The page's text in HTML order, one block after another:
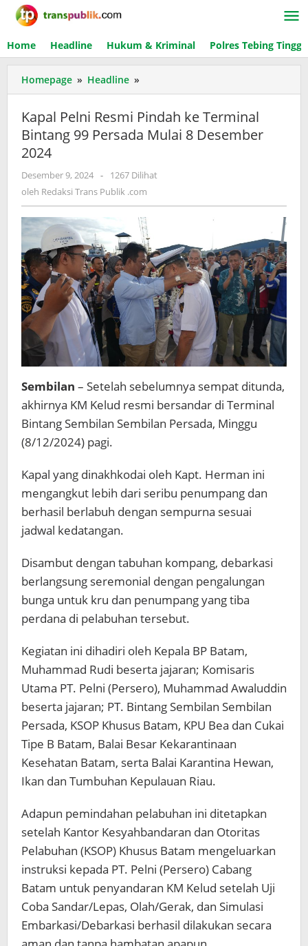
Lewati
Home Headline Hukum & Kriminal Polres Tebing Tinggi
Homepage » Headline »
Pelni
Resmi
Pindah
ke
99
Persada
Mulai
8
Desember
2024
Kapal Pelni Resmi Pindah ke Terminal
Bintang 99 Persada Mulai 8 Desember
2024
Desember 9, 2024 oleh
Redaksi
Publik
.com
-
1267 Dilihat
oleh Redaksi Trans Publik .com
Sembilan – Setelah sebelumnya sempat ditunda,
akhirnya KM Kelud resmi bersandar di Terminal
Bintang Sembilan Sembilan Persada, Minggu
(8/12/2024) pagi.
Kapal yang dinakhkodai oleh Kapt. Herman ini
mengangkut lebih dari seribu penumpang dan
berhasil berlabuh dengan sempurna sesuai
jadwal kedatangan.
Disambut dengan tabuhan kompang, debarkasi
berlangsung seremonial dengan pengalungan
bunga untuk kru dan penumpang yang tiba
perdana di pelabuhan tersebut.
Kegiatan ini dihadiri oleh Kepala BP Batam,
Muhammad Rudi beserta jajaran; Komisaris
Utama PT. Pelni (Persero), Muhammad Awaluddin
beserta jajaran; PT. Bintang Sembilan Sembilan
Persada, KSOP Khusus Batam, KPU Bea dan Cukai
Tipe B Batam, Balai Besar Kekarantinaan
Kesehatan Batam, serta Balai Karantina Hewan,
Ikan dan Tumbuhan Kepulauan Riau.
Adapun pemindahan pelabuhan ini ditetapkan
setelah Kantor Kesyahbandaran dan Otoritas
Pelabuhan (KSOP) Khusus Batam mengeluarkan
instruksi kepada PT. Pelni (Persero) Cabang
Batam untuk penyandaran KM Kelud setelah Uji
Coba Sandar/Lepas, Olah/Gerak, dan Simulasi
Embarkasi/Debarkasi berhasil dilakukan secara